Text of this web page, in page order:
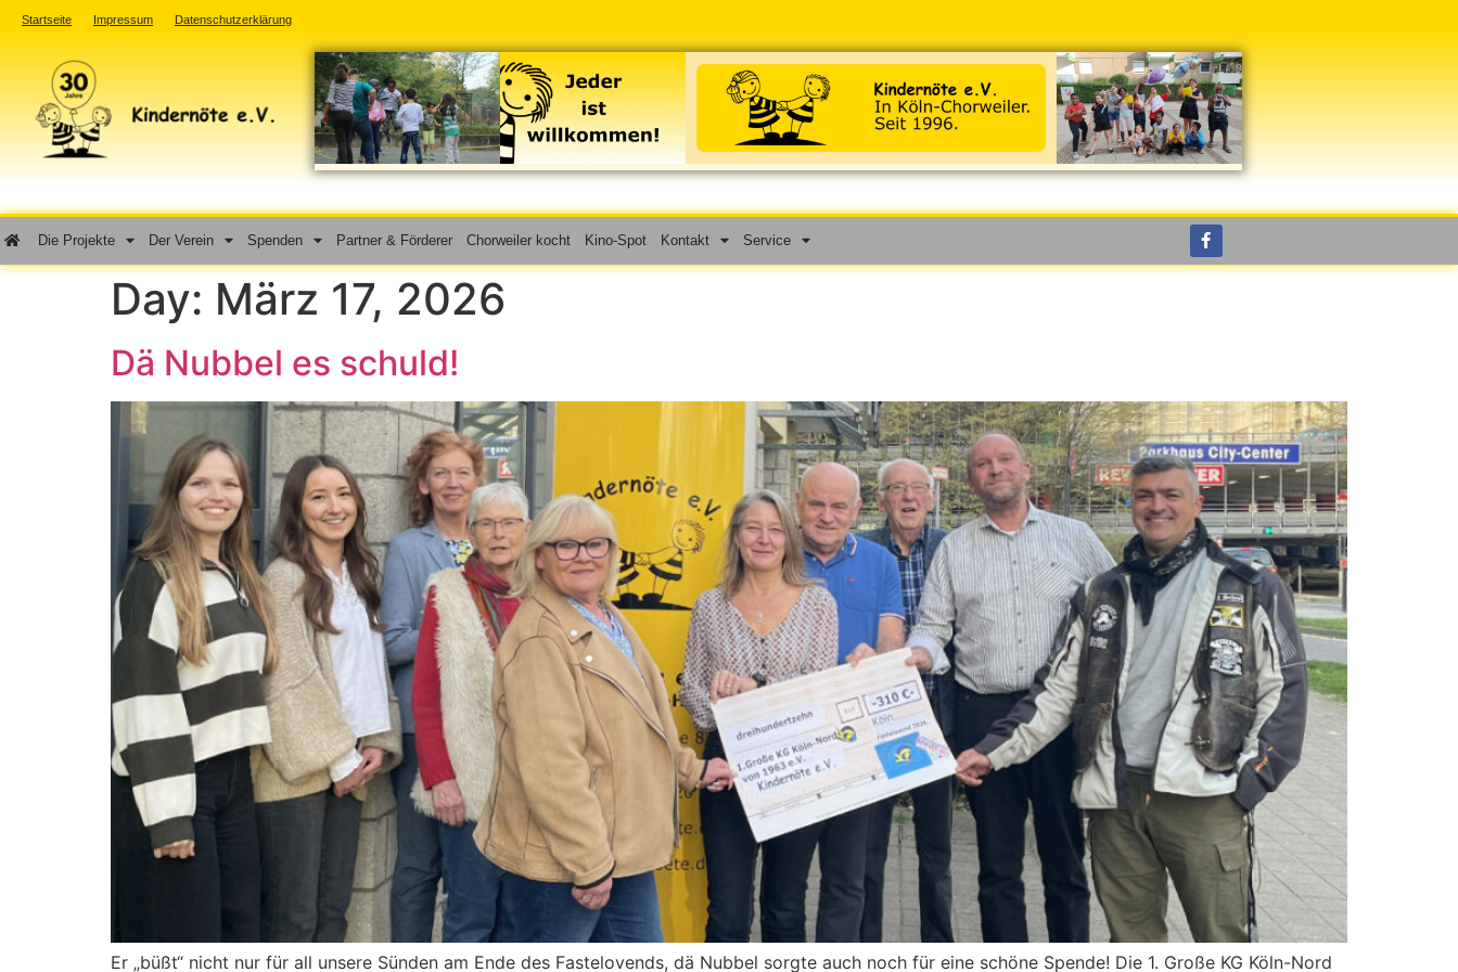
Startseite Impressum Datenschutzerklärung
Die Projekte Der Verein Spenden Partner & Förderer Chorweiler kocht Kino-Spot Kontakt Service
Day: März 17, 2026
Dä Nubbel es schuld!
Er „büßt“ nicht nur für all unsere Sünden am Ende des Fastelovends, dä Nubbel sorgte auch noch für eine schöne Spende! Die 1. Große KG Köln-Nord